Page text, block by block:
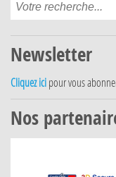
Newsletter
Cliquez ici pour vous
Nos